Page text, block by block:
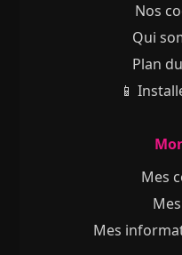
Nos
Qui
Plan
📱
Mes
Mes